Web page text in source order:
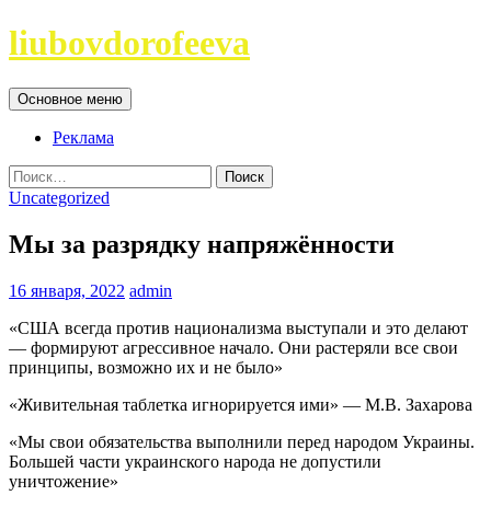
Перейти
к
liubovdorofeeva
Поиск
Основное меню
Реклама
Найти:
Uncategorized
Мы за разрядку напряжённости
16 января, 2022 admin
«США всегда против национализма выступали и это делают
— формируют агрессивное начало. Они растеряли все свои
принципы, возможно их и не было»
«Живительная таблетка игнорируется ими» — М.В. Захарова
«Мы свои обязательства выполнили перед народом Украины.
Большей части украинского народа не допустили
уничтожение»